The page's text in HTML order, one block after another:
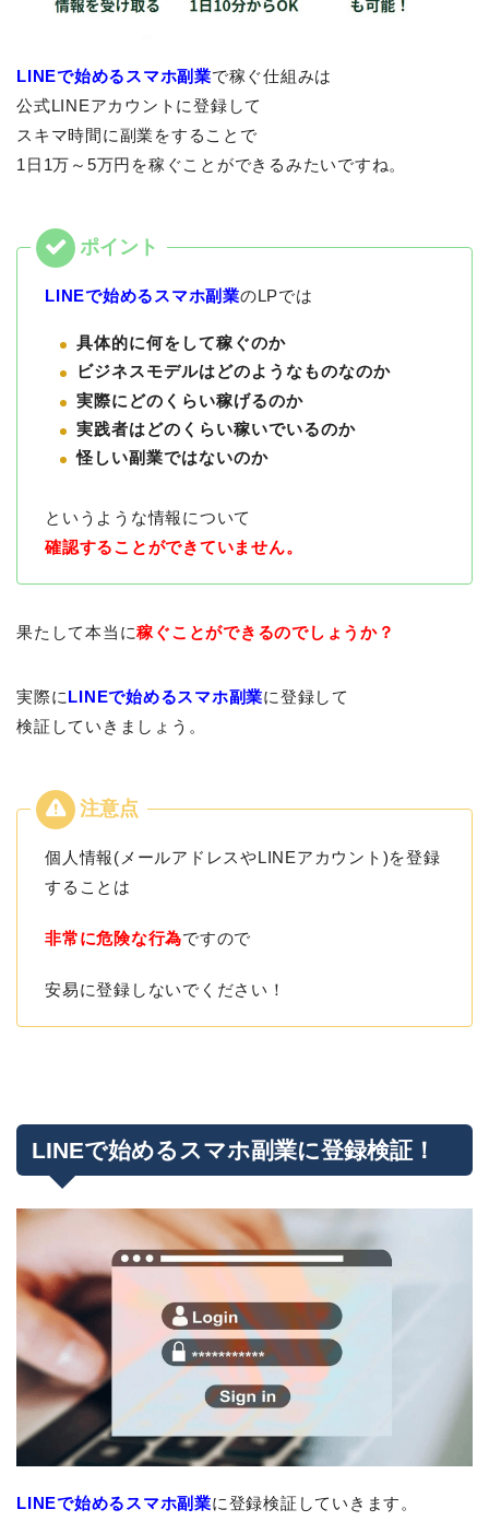
LINEで始めるスマホ副業で稼ぐ仕組みは
公式LINEアカウントに登録して
スキマ時間に副業をすることで
1日1万～5万円を稼ぐことができるみたいですね。
LINEで始めるスマホ副業のLPでは
具体的に何をして稼ぐのか
ビジネスモデルはどのようなものなのか
実際にどのくらい稼げるのか
実践者はどのくらい稼いでいるのか
怪しい副業ではないのか
というような情報について
確認することができていません。
果たして本当に稼ぐことができるのでしょうか？
実際にLINEで始めるスマホ副業に登録して
検証していきましょう。
個人情報(メールアドレスやLINEアカウント)を登録
することは
非常に危険な行為ですので
安易に登録しないでください！
LINEで始めるスマホ副業に登録検証！
LINEで始めるスマホ副業に登録検証していきます。